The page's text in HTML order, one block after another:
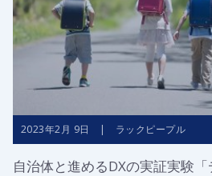
2023年2月 9日 | ラックピープル
自治体と進めるDXの実証実験